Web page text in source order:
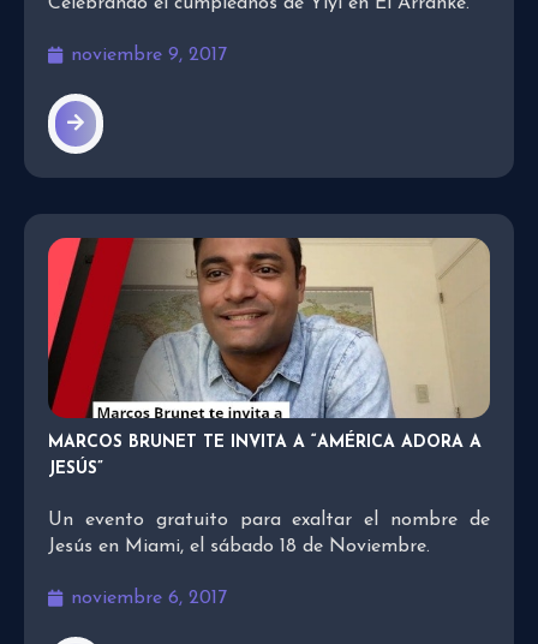
noviembre 9, 2017
MARCOS BRUNET TE INVITA A “AMÉRICA ADORA A
JESÚS”
Un evento gratuito para exaltar el nombre de
Jesús en Miami, el sábado 18 de Noviembre.
noviembre 6, 2017